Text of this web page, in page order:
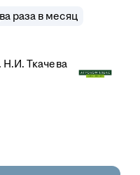
раза в месяц
Ткачева